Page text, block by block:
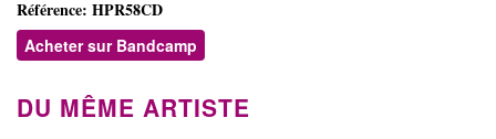
Référence: HPR58CD
Acheter sur Bandcamp
DU MÊME ARTISTE